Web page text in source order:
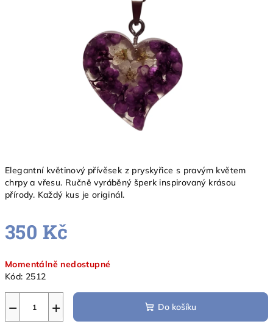
Elegantní květinový přívěsek z pryskyřice s pravým květem
chrpy a vřesu. Ručně vyráběný šperk inspirovaný krásou
přírody. Každý kus je originál.
350 Kč
cena:
Momentálně nedostupné
Kód: 2512
+
− Do košíku
hvězdiček.